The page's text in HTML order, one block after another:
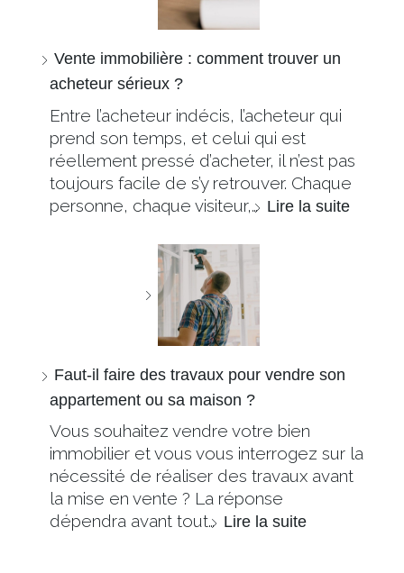
Vente immobilière : comment trouver un
acheteur sérieux ?
Entre l’acheteur indécis, l’acheteur qui
prend son temps, et celui qui est
réellement pressé d’acheter, il n’est pas
toujours facile de s’y retrouver. Chaque
personne, chaque visiteur,… Lire la suite
Faut-il faire des travaux pour vendre son
appartement ou sa maison ?
Vous souhaitez vendre votre bien
immobilier et vous vous interrogez sur la
nécessité de réaliser des travaux avant
la mise en vente ? La réponse
dépendra avant tout… Lire la suite